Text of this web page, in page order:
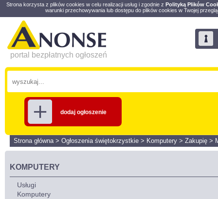
Strona korzysta z plików cookies w celu realizacji usług i zgodnie z Polityką Plików
warunki przechowywania lub dostępu do plików cookies w Twojej
portal bezpłatnych ogłoszeń
dodaj ogłoszenie
Strona główna> Ogłoszenia świętokrzystkie > Komputery > Zakupię >
KOMPUTERY
Usługi
Komputery